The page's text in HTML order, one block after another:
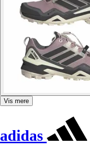
Vis mere
adidas